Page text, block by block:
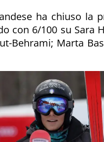
ha chiuso la
con 6/100 su Sara
Behrami; Marta